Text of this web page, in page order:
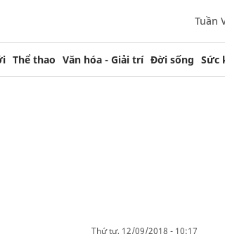
Tuần
Thể thao Văn hóa - Giải trí Đời sống Sức
thứ tư, 12/09/2018 - 10:17